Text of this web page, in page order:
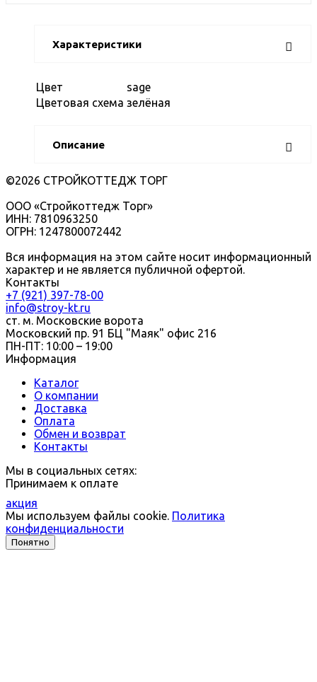
Характеристики
Цвет
sage
Цветовая схема зелёная
Описание
©2026 СТРОЙКОТТЕДЖ ТОРГ
ООО «Стройкоттедж Торг»
ИНН: 7810963250
ОГРН: 1247800072442
Вся информация на этом сайте носит информационный
характер и не является публичной офертой.
Контакты
+7 (921) 397-78-00
info@stroy-kt.ru
ст. м. Московские ворота
Московский пр. 91 БЦ "Маяк" офис 216
ПН-ПТ: 10:00 – 19:00
Информация
Каталог
О компании
Доставка
Оплата
Обмен и возврат
Контакты
Мы в социальных сетях:
Принимаем к оплате
акция
Мы используем файлы cookie. Политика
конфиденциальности
Понятно